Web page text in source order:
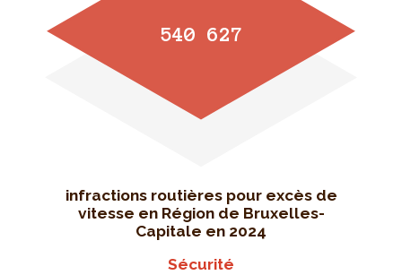
540 627
infractions routières pour excès de
vitesse en Région de Bruxelles-
Capitale en 2024
Sécurité